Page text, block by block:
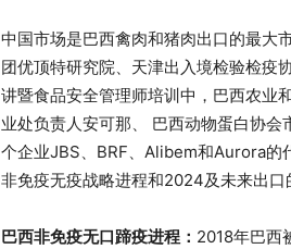
中国市场是巴西禽肉和猪肉出口的最大
团优顶特研究院、天津出入境检验检疫
讲暨食品安全管理师培训中，巴西农业
业处负责人安可那、 巴西动物蛋白协
个企业JBS、BRF、Alibem和Aurora的
非免疫无疫战略进程和2024及未来出口
巴西非免疫无口蹄疫进程： 2018年巴西